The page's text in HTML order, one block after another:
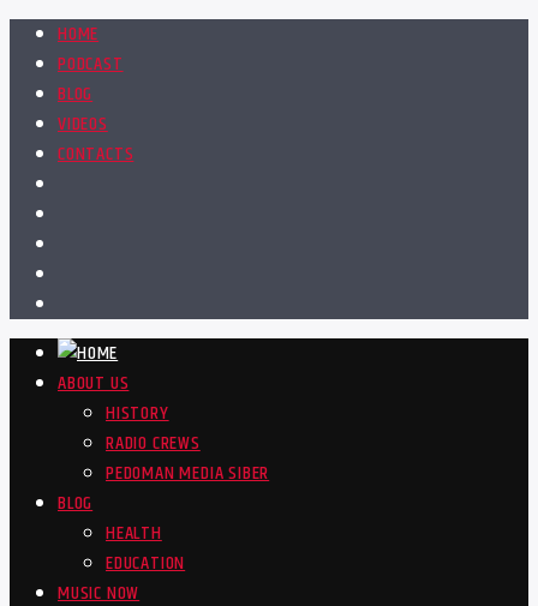
HOME
PODCAST
BLOG
VIDEOS
CONTACTS
ABOUT US
HISTORY
RADIO CREWS
PEDOMAN MEDIA SIBER
BLOG
HEALTH
EDUCATION
MUSIC NOW